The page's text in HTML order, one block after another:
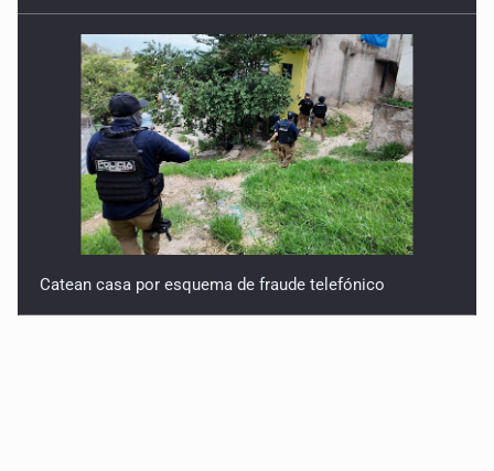
Catean casa por esquema de fraude telefónico